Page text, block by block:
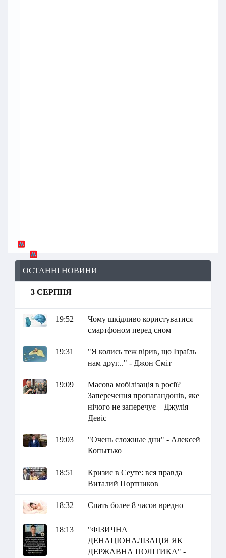
ОСТАННІ НОВИНИ
3 СЕРПНЯ
19:52
Чому шкідливо користуватися
смартфоном перед сном
19:31
"Я колись теж вірив, що Ізраїль
нам друг..." - Джон Сміт
19:09
Масова мобілізація в росії?
Заперечення пропагандонів, яке
нічого не заперечує – Джулія
Девіс
19:03
"Очень сложные дни" - Алексей
Копытько
18:51
Кризис в Сеуте: вся правда |
Виталий Портников
18:32 Спать более 8 часов вредно
18:13
"ФІЗИЧНА
ДЕНАЦІОНАЛІЗАЦІЯ ЯК
ДЕРЖАВНА ПОЛІТИКА" -